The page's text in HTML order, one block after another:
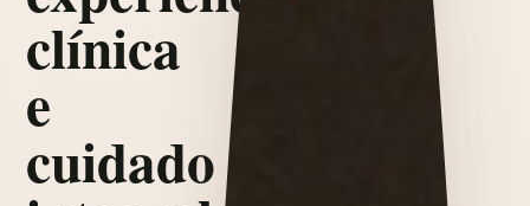
clínica
e
cuidado